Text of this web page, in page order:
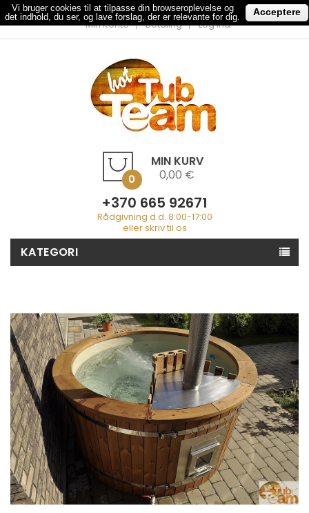
Min Konto Betaling Log Ind
MIN KURV
0 0,00 €
+370 665 92671
Rådgivning d.d. 8:00-17:00
eller skriv til os
KATEGORI
Vi bruger cookies til at tilpasse din browseroplevelse og
det indhold, du ser, og lave forslag, der er relevante for dig.
Acceptere